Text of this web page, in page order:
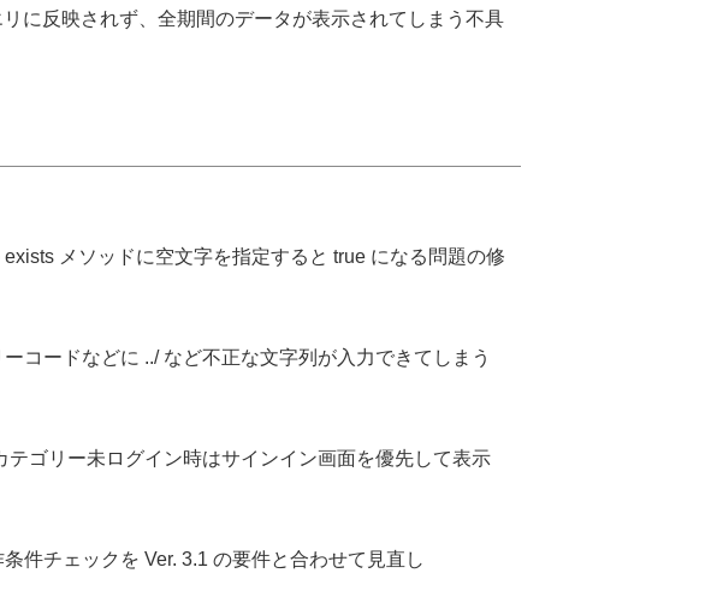
に反映されず、全期間のデータが表示されてしまう不具
メソッドに空文字を指定すると true になる問題の修
コードなどに ../ など不正な文字列が入力できてしまう
ゴリー未ログイン時はサインイン画面を優先して表示
件チェックを Ver. 3.1 の要件と合わせて見直し